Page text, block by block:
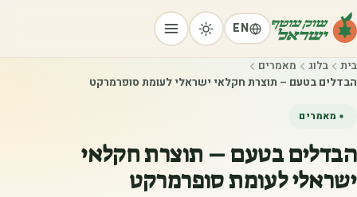
EN
בית בלוג
מאמרים
הבדלים בטעם – תוצרת חקלאי ישראלי לעומת סופרמרקט
מאמרים
הבדלים בטעם – תוצרת חקלאי
ישראלי לעומת סופרמרקט